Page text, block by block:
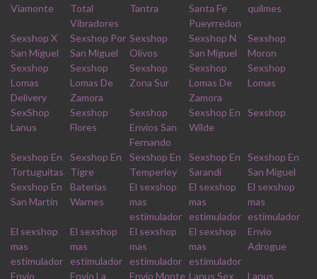
Viamonte
Total
Vibradores
Tantra
Santa Fe
Pueyrredon
quilmes
Sexshop X
San Miguel
Sexshop Por
San Miguel
Sexshop
Olivos
Sexshop N
San Miguel
Sexshop
Moron
Sexshop
Lomas
Delivery
Sexshop
Lomas De
Zamora
Sexshop
Zona Sur
Sexshop
Lomas De
Zamora
Sexshop
Lomas
SexShop
Lanus
Sexshop
Flores
Sexshop
Envios San
Fernando
Sexshop En
Wilde
Sexshop
Sexshop En
Tortuguitas
Sexshop En
Tigre
Sexshop En
Temperley
Sexshop En
Sarandi
Sexshop En
San Miguel
Sexshop En
San Martin
Baterias
Warnes
El sexshop
mas
estimulador
El sexshop
mas
estimulador
El sexshop
mas
estimulador
El sexshop
mas
estimulador
El sexshop
mas
estimulador
El sexshop
mas
estimulador
El sexshop
mas
estimulador
Envio
Adrogue
Envio
Envio La
Envio Monte Lanus Sex
Lanus